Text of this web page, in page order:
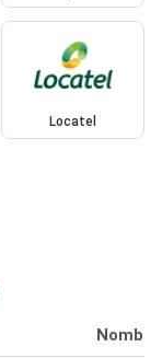
Locatel
Nombre